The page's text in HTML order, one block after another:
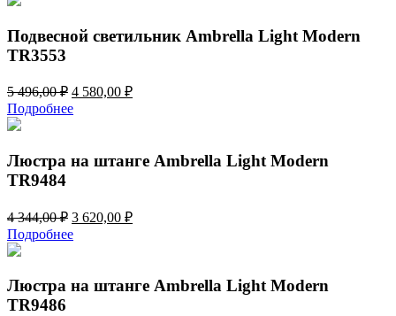
Подвесной светильник Ambrella Light Modern
TR3553
5 496,00₽ Первоначальная
цена
составляла
4 580,00 ₽Текущая
Подробнее
Люстра на штанге Ambrella Light Modern
TR9484
4 344,00₽ Первоначальная
цена
составляла
344,00 ₽.
3 620,00 ₽Текущая
Подробнее
Люстра на штанге Ambrella Light Modern
TR9486